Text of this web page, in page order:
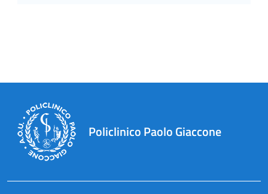
Policlinico Paolo Giaccone